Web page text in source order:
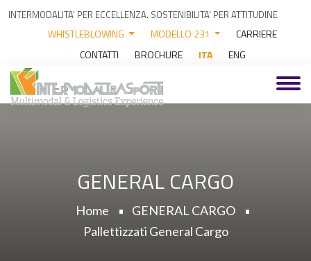
INTERMODALITA' PER ECCELLENZA. SOSTENIBILITA' PER ATTITUDINE
WHISTLEBLOWING MODELLO 231
CARRIERE
CONTATTI
BROCHURE ITA ENG
GENERAL CARGO
Home
GENERAL CARGO
Pallettizzati General Cargo